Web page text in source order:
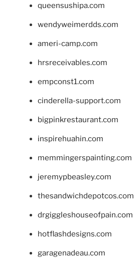
queensushipa.com
wendyweimerdds.com
ameri-camp.com
hrsreceivables.com
empconst1.com
cinderella-support.com
bigpinkrestaurant.com
inspirehuahin.com
memmingerspainting.com
jeremypbeasley.com
thesandwichdepotcos.com
drgiggleshouseofpain.com
hotflashdesigns.com
garagenadeau.com